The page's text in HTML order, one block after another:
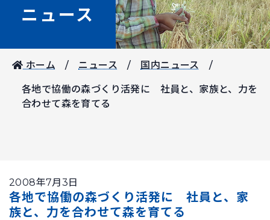
ニュース
ホーム ニュース 国内ニュース
各地で協働の森づくり活発に 社員と、家族と、力を
合わせて森を育てる
2008年7月3日
各地で協働の森づくり活発に 社員と、家
族と、力を合わせて森を育てる